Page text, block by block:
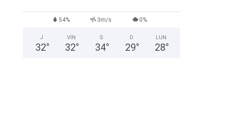
54% 3m/s 0%
J
32°
VIN
32°
S
34°
D
29°
LUN
28°